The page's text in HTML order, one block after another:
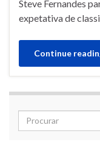
Steve Fernandes
expetativa de
Continue